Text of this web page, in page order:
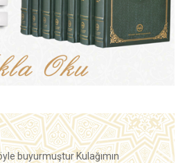
buyurmuştur Kulağımın